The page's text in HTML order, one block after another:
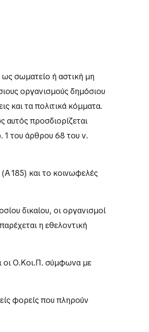
σωματείο ή αστική μη
οργανισμούς δημόσιου
και τα πολιτικά κόμματα.
προσδιορίζεται
1 του άρθρου 68 του ν.
185) και το κοινωφελές
δικαίου, οι οργανισμοί
η εθελοντική
οι Ο.Κοι.Π. σύμφωνα με
φορείς που πληρούν